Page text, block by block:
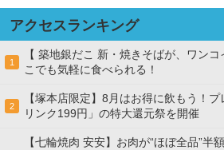
アクセスランキング
1
【 築地銀だこ 新・焼きそばが、ワン
こでも気軽に食べられる！
2
【塚本店限定】8月はお得に飲もう！
リンク199円」の特大還元祭を開催
【七輪焼肉 安安】お肉が“ほぼ全品”半